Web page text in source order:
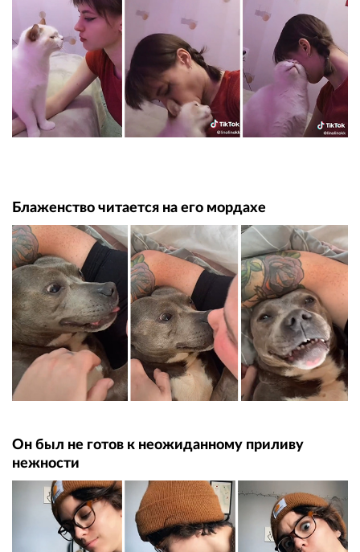
Блаженство читается на его мордахе
Он был не готов к неожиданному приливу
нежности